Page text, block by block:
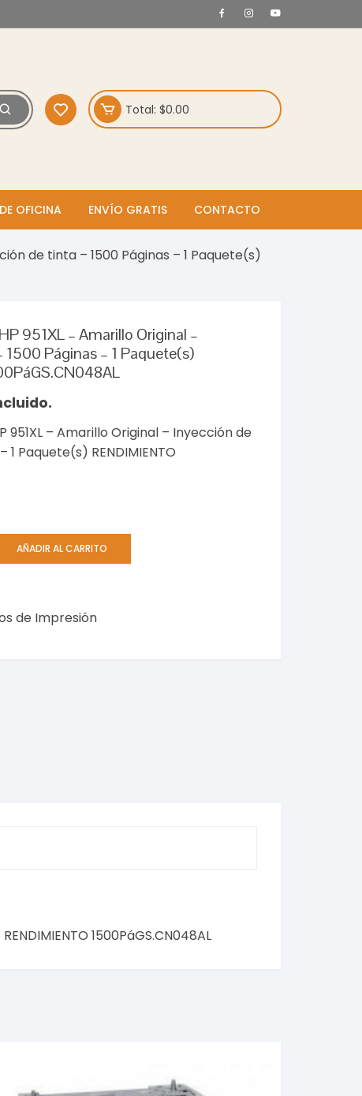
Total: $0.00
OFICINA ENVÍO GRATIS CONTACTO
de tinta – 1500 Páginas – 1 Paquete(s)
951XL – Amarillo Original –
Páginas – 1 Paquete(s)
951XL – Amarillo Original – Inyección de
1 Paquete(s) RENDIMIENTO
AÑADIR AL CARRITO
de Impresión
1500PáGS.CN048AL